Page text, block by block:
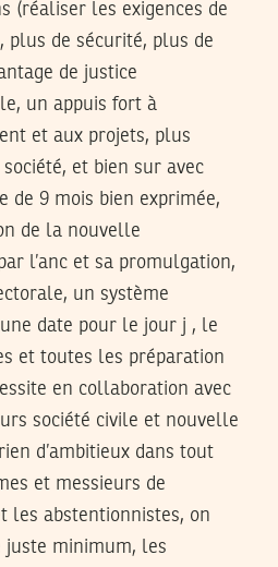
(réaliser les exigences de
plus de sécurité, plus de
de justice
un appuis fort à
et aux projets, plus
société, et bien sur avec
de 9 mois bien exprimée,
de la nouvelle
l’anc et sa promulgation,
un système
date pour le jour j , le
et toutes les préparation
en collaboration avec
société civile et nouvelle
d’ambitieux dans tout
et messieurs de
les abstentionnistes, on
juste minimum, les